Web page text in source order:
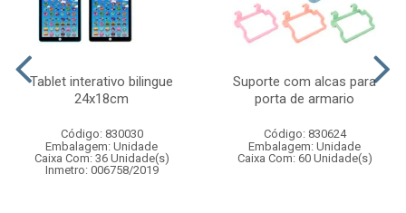
Tablet interativo bilingue
24x18cm
Código: 830030
Embalagem: Unidade
Caixa Com: 36 Unidade(s)
Inmetro: 006758/2019
Suporte com alcas para
porta de armario
Código: 830624
Embalagem: Unidade
Caixa Com: 60 Unidade(s)